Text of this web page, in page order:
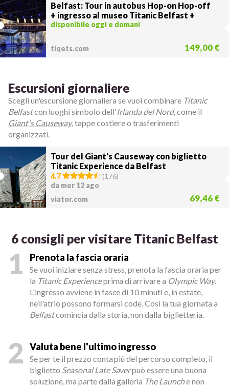
Belfast: Tour in autobus Hop-on Hop-off
+ ingresso al museo Titanic Belfast +
biglietto del treno
disponibile oggi e domani
tiqets.com 149,00 €
Escursioni giornaliere
Scegli un'escursione giornaliera se vuoi combinare Titanic
Belfastcon luoghi simbolo dell'Irlanda del Nord, come il
Giant's Causeway, tappe costiere o trasferimenti
organizzati.
Tour del Giant's Causeway con biglietto
Titanic Experience da Belfast
4.7 (176)
da mer 12 ago
viator.com
69,46 €
6 consigli per visitare Titanic Belfast
1 Prenota la fascia oraria
Se vuoi iniziare senza stress, prenota la fascia oraria per
la Titanic Experienceprima di arrivare a Olympic Way.
L'ingresso avviene in fasce di 10 minuti e, in estate,
nell'atrio possono formarsi code. Così la tua giornata a
Belfastcomincia dalla storia, non dalla biglietteria.
2 Valuta bene l'ultimo ingresso
Se per te il prezzo conta più del percorso completo, il
biglietto Seasonal Late Saverpuò essere una buona
soluzione, ma parte dalla galleria The Launche non